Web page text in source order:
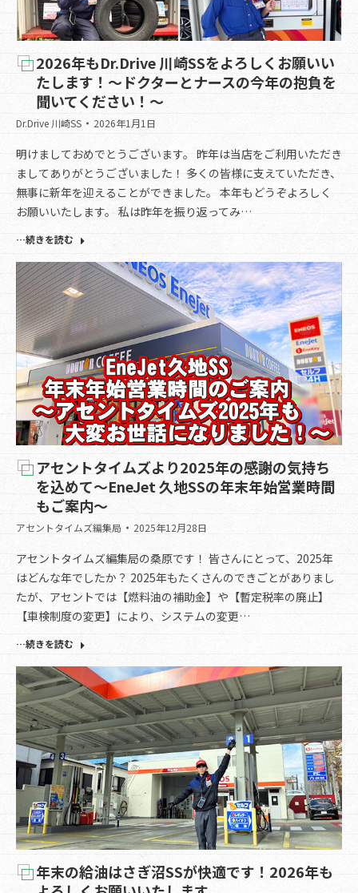
2026年もDr.Drive 川崎SSをよろしくお願いい
たします！～ドクターとナースの今年の抱負を
聞いてください！～
Dr.Drive 川崎SS 2026年1月1日
明けましておめでとうございます。 昨年は当店をご利用いただき
ましてありがとうございました！ 多くの皆様に支えていただき、
無事に新年を迎えることができました。 本年もどうぞよろしく
お願いいたします。 私は昨年を振り返ってみ…
…続きを読む
アセントタイムズより2025年の感謝の気持ち
を込めて～EneJet 久地SSの年末年始営業時間
もご案内～
アセントタイムズ編集局 2025年12月28日
アセントタイムズ編集局の桑原です！ 皆さんにとって、2025年
はどんな年でしたか？ 2025年もたくさんのできごとがありまし
たが、アセントでは【燃料油の補助金】や【暫定税率の廃止】
【車検制度の変更】により、システムの変更…
…続きを読む
年末の給油はさぎ沼SSが快適です！2026年も